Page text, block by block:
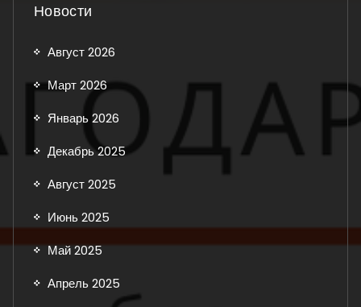
Новости
Август 2026
Март 2026
Январь 2026
Декабрь 2025
Август 2025
Июнь 2025
Май 2025
Апрель 2025